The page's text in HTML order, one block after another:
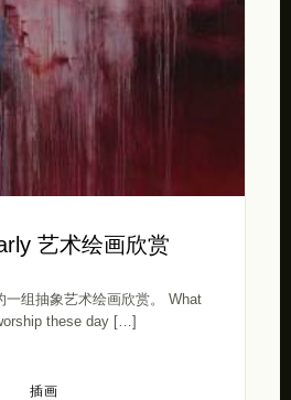
艺术绘画欣赏
一组抽象艺术绘画欣赏。 What
these day […]
插画